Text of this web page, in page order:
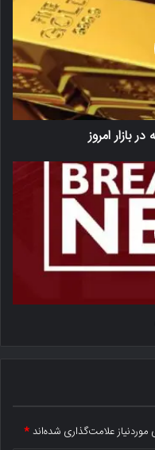
بازار امروز
علامت‌گذاری شده‌اند*